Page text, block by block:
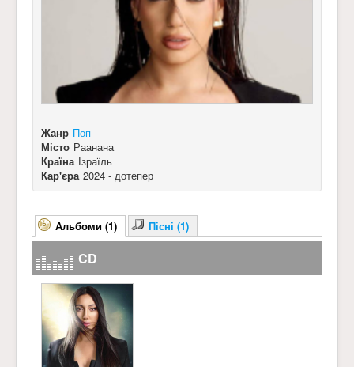
Жанр Поп
Місто Раанана
Країна Ізраїль
Кар'єра 2024 - дотепер
Альбоми (1) Пісні (1)
CD